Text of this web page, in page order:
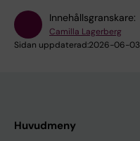
Innehållsgranskare:
Camilla Lagerberg
Sidan uppdaterad:2026-06-03
Huvudmeny